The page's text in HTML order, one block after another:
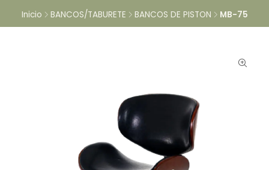
Inicio BANCOS/TABURETE BANCOS DE PISTON MB-75